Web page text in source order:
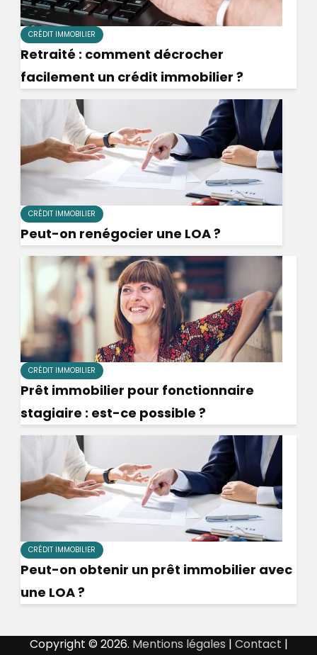
CRÉDIT IMMOBILIER
Retraité : comment décrocher
facilement un crédit immobilier ?
CRÉDIT IMMOBILIER
Peut-on renégocier une LOA ?
CRÉDIT IMMOBILIER
Prêt immobilier pour fonctionnaire
stagiaire : est-ce possible ?
CRÉDIT IMMOBILIER
Peut-on obtenir un prêt immobilier avec
une LOA ?
Copyright © 2026. Mentions légales | Contact |